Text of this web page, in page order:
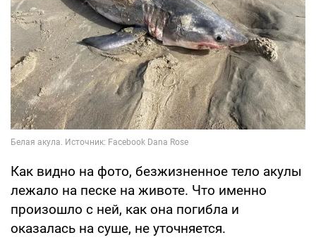
Как видно на фото, безжизненное тело акулы
лежало на песке на животе. Что именно
произошло с ней, как она погибла и
оказалась на суше, не уточняется.